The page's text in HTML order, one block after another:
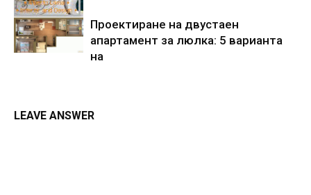
Проектиране на двустаен
апартамент за люлка: 5 варианта
на
LEAVE ANSWER